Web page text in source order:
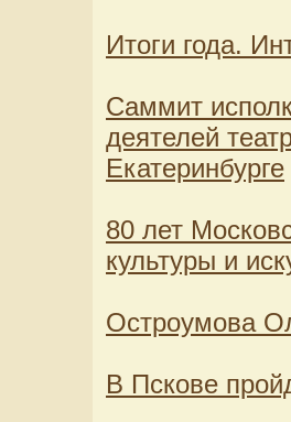
Итоги года.
Саммит
деятелей
Екатеринбурге
80 лет
культуры и
Остроумова
В Пскове